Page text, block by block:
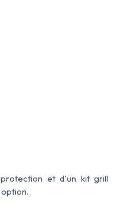
et d'un kit grill